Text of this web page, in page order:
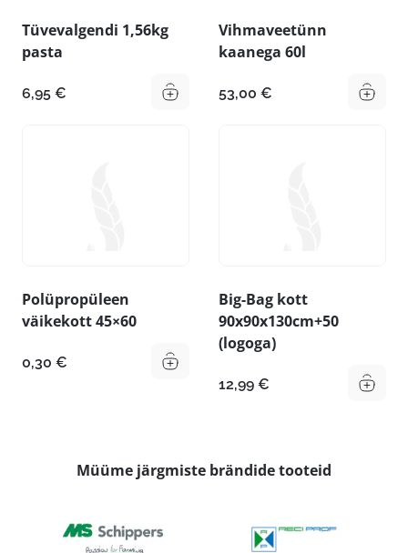
Tüvevalgendi 1,56kg
pasta
6,95 €
Vihmaveetünn
kaanega 60l
53,00 €
Polüpropüleen
väikekott 45×60
0,30 €
Big-Bag kott
90x90x130cm+50
(logoga)
12,99 €
Müüme järgmiste brändide tooteid